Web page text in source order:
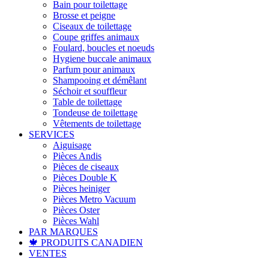
Bain pour toilettage
Brosse et peigne
Ciseaux de toilettage
Coupe griffes animaux
Foulard, boucles et noeuds
Hygiene buccale animaux
Parfum pour animaux
Shampooing et démêlant
Séchoir et souffleur
Table de toilettage
Tondeuse de toilettage
Vêtements de toilettage
SERVICES
Aiguisage
Pièces Andis
Pièces de ciseaux
Pièces Double K
Pièces heiniger
Pièces Metro Vacuum
Pièces Oster
Pièces Wahl
PAR MARQUES
🍁 PRODUITS CANADIEN
VENTES